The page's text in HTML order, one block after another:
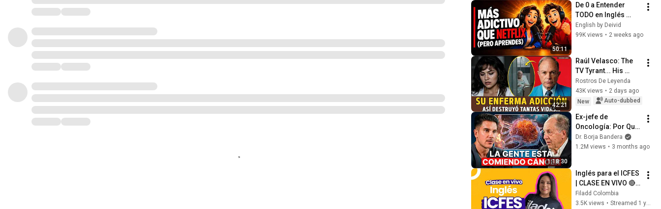
Screensaver
50:11
De 0 a Entender
TODO en Inglés
(Solo Escuchando)
👉 SIN Memorizar
English by Deivid
99K views • 2 weeks ago
42:21
Raúl Velasco: The
TV Tyrant... His
DISGUSTING
Addiction to Public
Humiliation
Rostros De Leyenda
43K views • 2 days ago
New
Auto-dubbed
1:18:30
Ex-jefe de
Oncología: Por Qué
España Tiene Tantos
Casos de Cáncer (la
Dr. Borja Bandera
1.2M views • 3 months ago
Inglés para el ICFES
| CLASE EN VIVO 🔴
(Prueba Saber 11°)
Filadd Colombia
3.5K views • Streamed 1 year ago